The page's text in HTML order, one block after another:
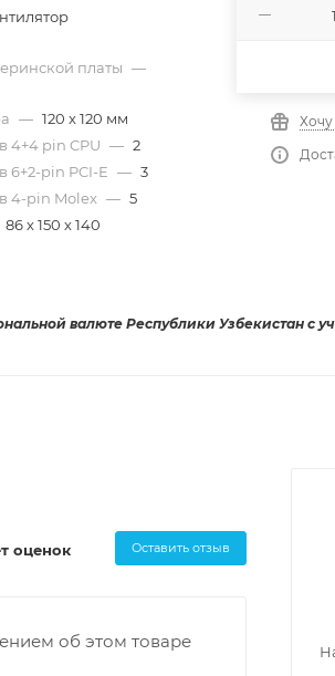
платы —
— 120 x 120 мм
4+4 pin CPU — 2
6+2-pin PCI-E — 3
4-pin Molex — 5
86 х 150 х 140
валюте Республики Узбекистан с
оценок Оставить отзыв
об этом товаре